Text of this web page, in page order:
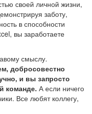
своей личной жизни,
заботу,
в способности
вы заработаете
смыслу.
добросовестно
и вы запросто
команде. А если ничего
Все любят коллегу,